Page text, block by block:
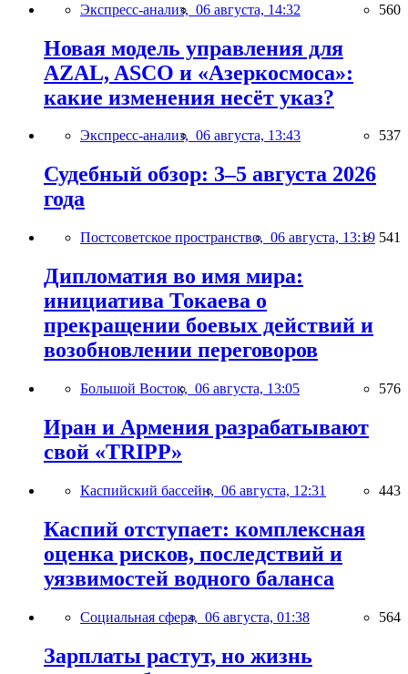
Экспресс-анализ, 06 августа, 14:32 560
Новая модель управления для
AZAL, ASCO и «Азеркосмоса»:
какие изменения несёт указ?
Экспресс-анализ, 06 августа, 13:43 537
Судебный обзор: 3–5 августа 2026
года
Постсоветское пространство, 06 августа, 13:19 541
Дипломатия во имя мира:
инициатива Токаева о
прекращении боевых действий и
возобновлении переговоров
Большой Восток, 06 августа, 13:05 576
Иран и Армения разрабатывают
свой «TRIPP»
Каспийский бассейн, 06 августа, 12:31 443
Каспий отступает: комплексная
оценка рисков, последствий и
уязвимостей водного баланса
Социальная сфера, 06 августа, 01:38 564
Зарплаты растут, но жизнь